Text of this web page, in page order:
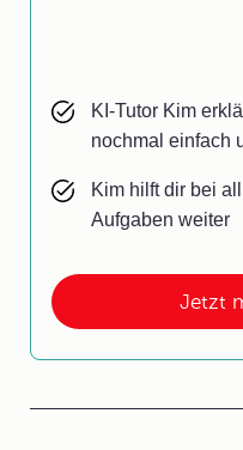
Jetzt
KI-Tutor Kim
nochmal einfach
Kim hilft dir bei
Aufgaben weiter